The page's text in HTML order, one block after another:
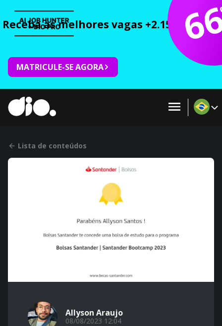
Receba as melhores vagas +2.150 cursos
MATRICULE-SE AGORA
Lista de conteúdos
Allyson Araujo
08/08/2023 12:04